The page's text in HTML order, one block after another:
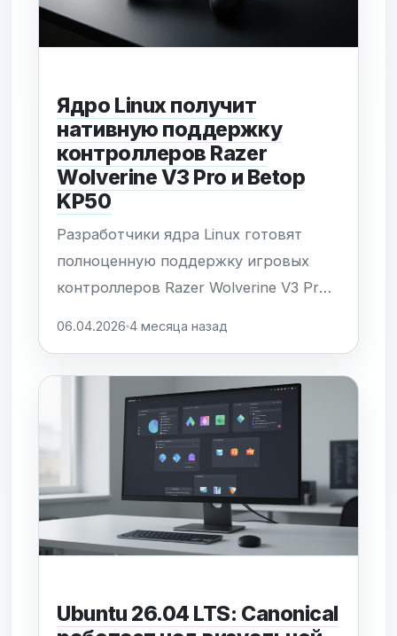
Ядро Linux получит
нативную поддержку
контроллеров Razer
Wolverine V3 Pro и Betop
KP50
Разработчики ядра Linux готовят
полноценную поддержку игровых
контроллеров Razer Wolverine V3 Pro
работу по принципу Plug-and-Play,
исключая необходимость в
сторонних драйверах и закрытых
бинарных модулях. Для
флагманского...
06.04.2026 4 месяца назад
Ubuntu 26.04 LTS: Canonical